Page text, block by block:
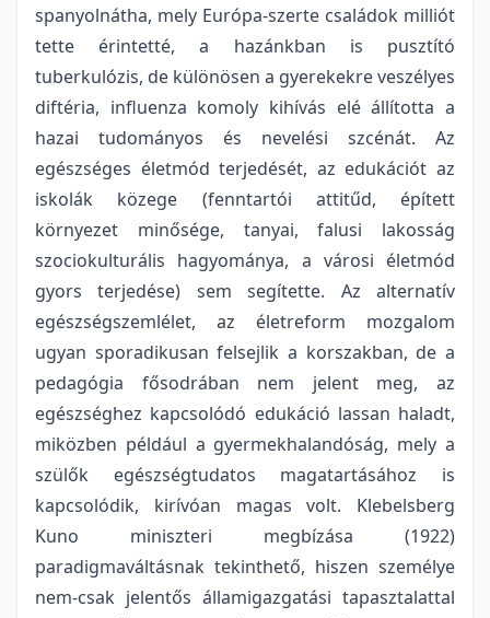
spanyolnátha, mely Európa-szerte családok milliót
tette érintetté, a hazánkban is pusztító
tuberkulózis, de különösen a gyerekekre veszélyes
diftéria, influenza komoly kihívás elé állította a
hazai tudományos és nevelési szcénát. Az
egészséges életmód terjedését, az edukációt az
iskolák közege (fenntartói attitűd, épített
környezet minősége, tanyai, falusi lakosság
szociokulturális hagyománya, a városi életmód
gyors terjedése) sem segítette. Az alternatív
egészségszemlélet, az életreform mozgalom
ugyan sporadikusan felsejlik a korszakban, de a
pedagógia fősodrában nem jelent meg, az
egészséghez kapcsolódó edukáció lassan haladt,
miközben például a gyermekhalandóság, mely a
szülők egészségtudatos magatartásához is
kapcsolódik, kirívóan magas volt. Klebelsberg
Kuno miniszteri megbízása (1922)
paradigmaváltásnak tekinthető, hiszen személye
nem-csak jelentős államigazgatási tapasztalattal